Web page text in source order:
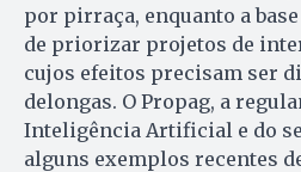
por pirraça, enquanto a
de priorizar projetos de
cujos efeitos precisam ser
delongas. O Propag, a
Inteligência Artificial e do
alguns exemplos recentes